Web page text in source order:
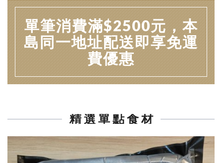
單筆消費滿$2500元，本
島同一地址配送即享免運
費優惠
精 選 單 點 食 材